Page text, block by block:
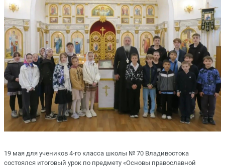
19 мая для учеников 4-го класса школы № 70 Владивостока
состоялся итоговый урок по предмету «Основы православной